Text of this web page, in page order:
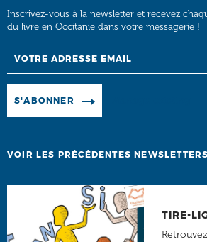
Inscrivez-vous à la newsletter et recevez
du livre en Occitanie dans votre messagerie !
S'ABONNER
VOIR LES PRÉCÉDENTES NEWSLETTERS
TIRE-